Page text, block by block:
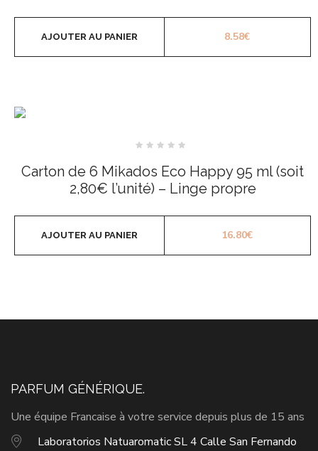
8.58€
AJOUTER AU PANIER
sur
5
Carton de 6 Mikados Eco Happy 95 ml (soit
2,80€ l’unité) – Linge propre
16.80€
AJOUTER AU PANIER
PARFUM GÉNÉRIQUE.
Une équipe Francaise à votre service depuis plus de 15 ans
Laboratorios Natuaromatic SL 4 Calle San Fernando